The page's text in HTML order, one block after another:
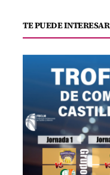
TE PUEDE INTERESAR